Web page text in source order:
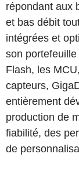
répondant aux
et bas débit
intégrées et
son
Flash, les
capteurs,
entièrement
production de
fiabilité, des
de